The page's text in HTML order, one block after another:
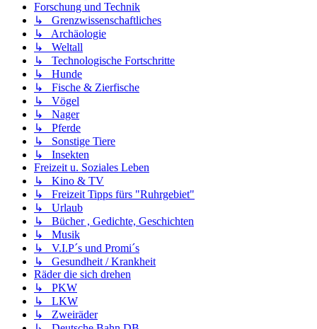
Forschung und Technik
↳ Grenzwissenschaftliches
↳ Archäologie
↳ Weltall
↳ Technologische Fortschritte
↳ Hunde
↳ Fische & Zierfische
↳ Vögel
↳ Nager
↳ Pferde
↳ Sonstige Tiere
↳ Insekten
Freizeit u. Soziales Leben
↳ Kino & TV
↳ Freizeit Tipps fürs "Ruhrgebiet"
↳ Urlaub
↳ Bücher , Gedichte, Geschichten
↳ Musik
↳ V.I.P´s und Promi´s
↳ Gesundheit / Krankheit
Räder die sich drehen
↳ PKW
↳ LKW
↳ Zweiräder